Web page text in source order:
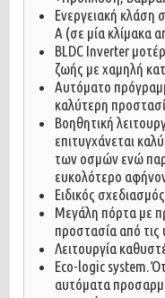
Ενεργειακή κλάση
A (σε μία κλίμακα
BLDC Inverter
ζωής με χαμηλή
Αυτόματο
καλύτερη
Βοηθητική
επιτυγχάνεται
των οσμών ενώ
ευκολότερο
Ειδικός
Μεγάλη πόρτα με
προστασία από
Λειτουργία
Eco-logic system.
αυτόματα